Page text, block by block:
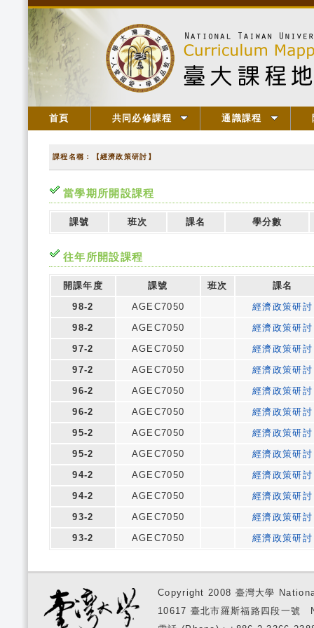
首頁 共同必修課程 通識課程
課程名稱：【經濟政策研討】
當學期所開設課程
課號 班次 課名 學分數
往年所開設課程
開課年度 課號 班次
課名
98-2
AGEC7050
經濟政策研討
98-2
AGEC7050
經濟政策研討
97-2
AGEC7050
經濟政策研討
97-2
AGEC7050
經濟政策研討
96-2
AGEC7050
經濟政策研討
96-2
AGEC7050
經濟政策研討
95-2
AGEC7050
經濟政策研討
95-2
AGEC7050
經濟政策研討
94-2
AGEC7050
經濟政策研討
94-2
AGEC7050
經濟政策研討
93-2
AGEC7050
經濟政策研討
93-2
AGEC7050 經濟政策研討
Copyright 2008 臺灣大學
10617 臺北市羅斯福路四段一